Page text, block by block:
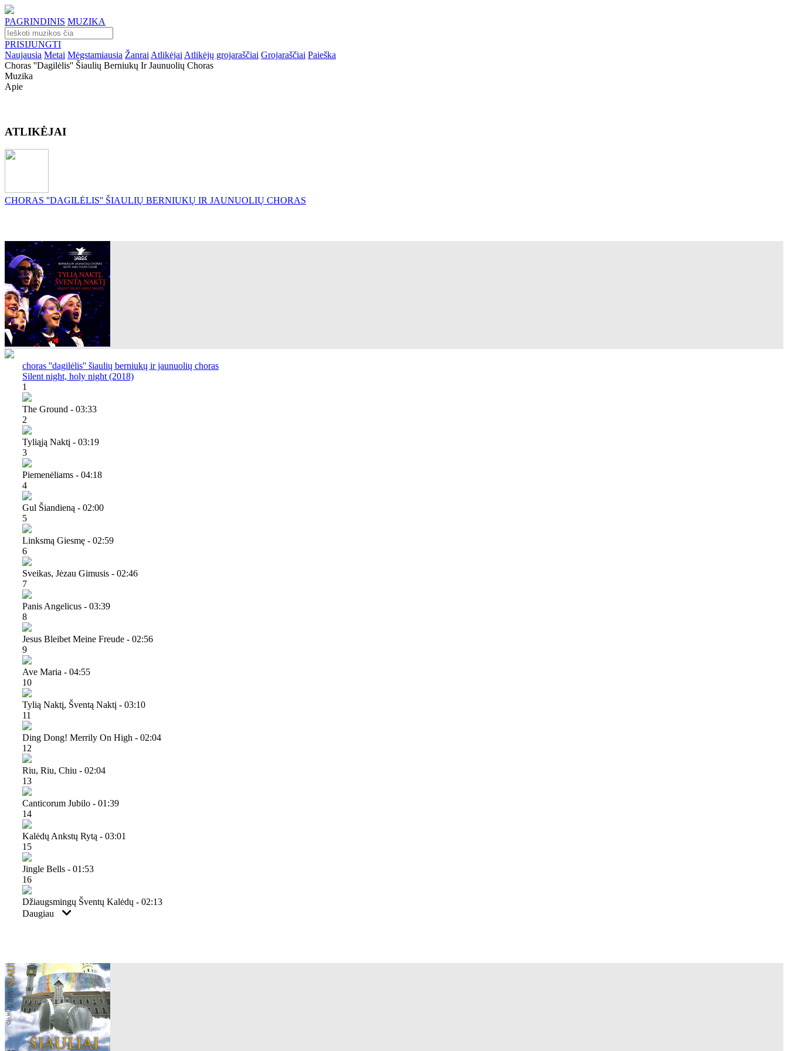
PAGRINDINIS MUZIKA
PRISIJUNGTI
Naujausia Metai Mėgstamiausia Žanrai Atlikėjai Atlikėjų grojaraščiai Grojaraščiai Paieška
Choras ''dagilėlis'' Šiaulių Berniukų Ir Jaunuolių Choras
Muzika
Apie
ATLIKĖJAI
CHORAS ''DAGILĖLIS'' ŠIAULIŲ BERNIUKŲ IR JAUNUOLIŲ CHORAS
choras ''dagilėlis'' šiaulių berniukų ir jaunuolių choras
Silent night, holy night (2018)
1
The Ground - 03:33
2
Tyliąją Naktį - 03:19
3
Piemenėliams - 04:18
4
Gul Šiandieną - 02:00
5
Linksmą Giesmę - 02:59
6
Sveikas, Jėzau Gimusis - 02:46
7
Panis Angelicus - 03:39
8
Jesus Bleibet Meine Freude - 02:56
9
Ave Maria - 04:55
10
Tylią Naktį, Šventą Naktį - 03:10
11
Ding Dong! Merrily On High - 02:04
12
Riu, Riu, Chiu - 02:04
13
Canticorum Jubilo - 01:39
14
Kalėdų Ankstų Rytą - 03:01
15
Jingle Bells - 01:53
16
Džiaugsmingų Šventų Kalėdų - 02:13
Daugiau